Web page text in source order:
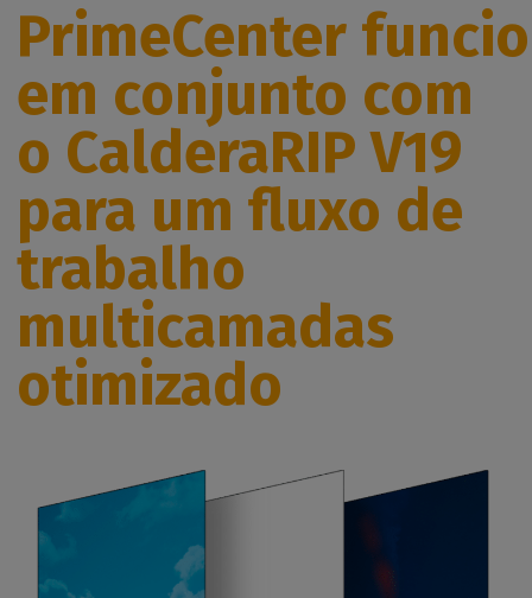
PrimeCenter
em conjunto com
o CalderaRIP V19
para um fluxo de
trabalho
multicamadas
otimizado